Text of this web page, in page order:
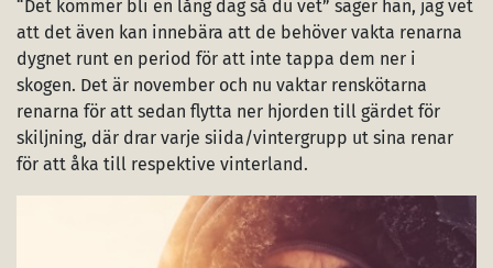
“Det kommer bli en lång dag så du vet” säger han, jag vet
att det även kan innebära att de behöver vakta renarna
dygnet runt en period för att inte tappa dem ner i
skogen. Det är november och nu vaktar renskötarna
renarna för att sedan flytta ner hjorden till gärdet för
skiljning, där drar varje siida/vintergrupp ut sina renar
för att åka till respektive vinterland.